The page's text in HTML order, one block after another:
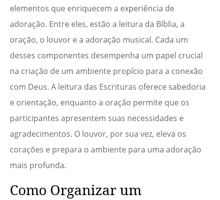
elementos que enriquecem a experiência de
adoração. Entre eles, estão a leitura da Bíblia, a
oração, o louvor e a adoração musical. Cada um
desses componentes desempenha um papel crucial
na criação de um ambiente propício para a conexão
com Deus. A leitura das Escrituras oferece sabedoria
e orientação, enquanto a oração permite que os
participantes apresentem suas necessidades e
agradecimentos. O louvor, por sua vez, eleva os
corações e prepara o ambiente para uma adoração
mais profunda.
Como Organizar um